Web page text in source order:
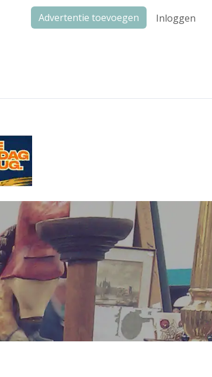
Advertentie toevoegen Inloggen